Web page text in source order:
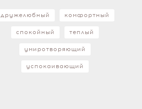
дружелюбный комфортный
спокойный теплый
умиротворяющий
успокаивающий